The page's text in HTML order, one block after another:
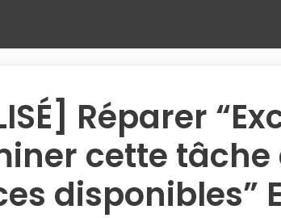
Réparer
cette tâche
disponibles”